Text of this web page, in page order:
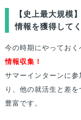
【史上最大規模
情報を獲得して
今の時期にやっておく
情報収集！
サマーインターンに
り、他の就活生と差
豊富です。